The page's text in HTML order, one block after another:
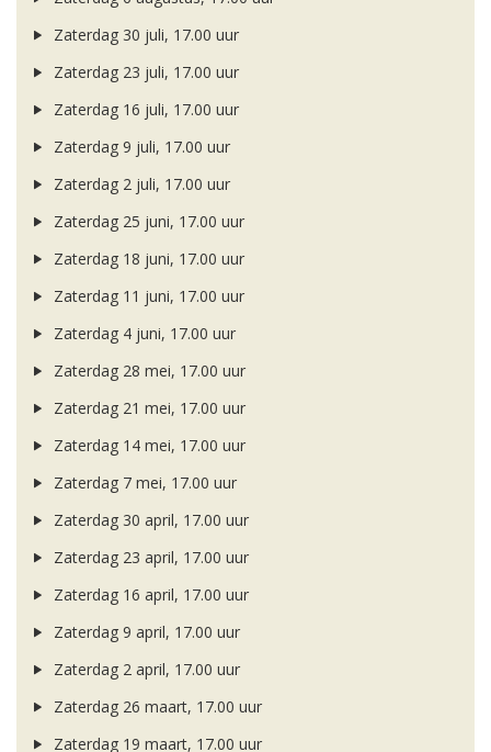
Zaterdag 30 juli, 17.00 uur
Zaterdag 23 juli, 17.00 uur
Zaterdag 16 juli, 17.00 uur
Zaterdag 9 juli, 17.00 uur
Zaterdag 2 juli, 17.00 uur
Zaterdag 25 juni, 17.00 uur
Zaterdag 18 juni, 17.00 uur
Zaterdag 11 juni, 17.00 uur
Zaterdag 4 juni, 17.00 uur
Zaterdag 28 mei, 17.00 uur
Zaterdag 21 mei, 17.00 uur
Zaterdag 14 mei, 17.00 uur
Zaterdag 7 mei, 17.00 uur
Zaterdag 30 april, 17.00 uur
Zaterdag 23 april, 17.00 uur
Zaterdag 16 april, 17.00 uur
Zaterdag 9 april, 17.00 uur
Zaterdag 2 april, 17.00 uur
Zaterdag 26 maart, 17.00 uur
Zaterdag 19 maart, 17.00 uur